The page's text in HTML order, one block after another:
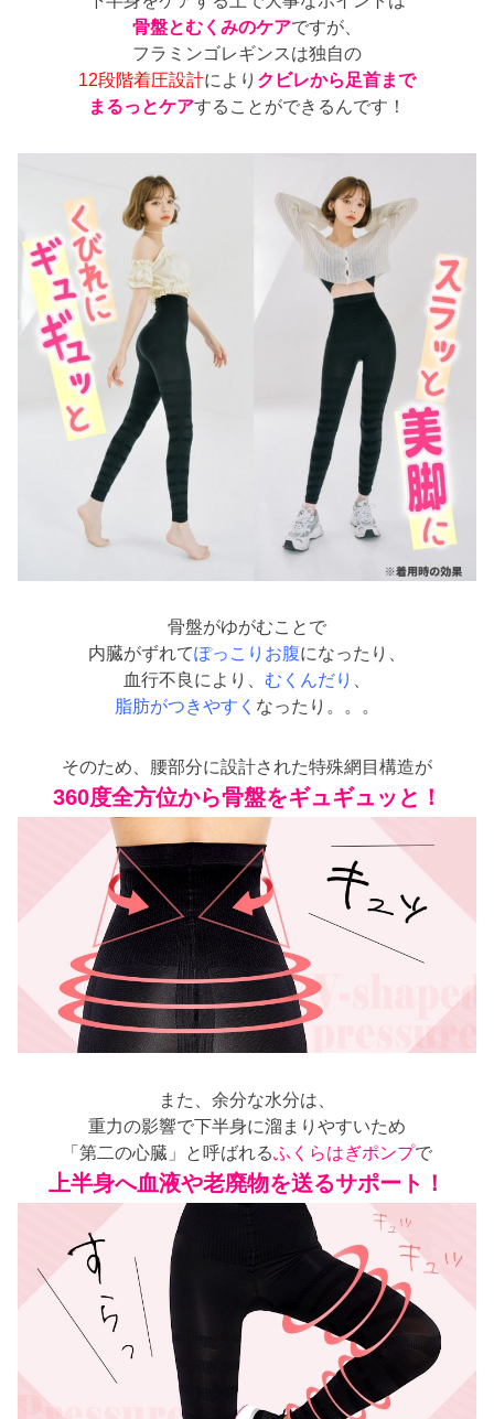
骨盤とむくみのケアですが、
フラミンゴレギンスは独自の
12段階着圧設計により クビレから足首まで
まるっとケアすることができるんです！
骨盤がゆがむことで
内臓がずれてぽっこりお腹になったり、
血行不良により、 むくんだり
脂肪がつきやすく なったり。。。
そのため、腰部分に設計された特殊網目構造が
360度全方位から骨盤をギュギュッと！
また、余分な水分は、
重力の影響で下半身に溜まりやすいため
「第二の心臓」と呼ばれるふくらはぎポンプで
上半身へ血液や老廃物を送るサポート！